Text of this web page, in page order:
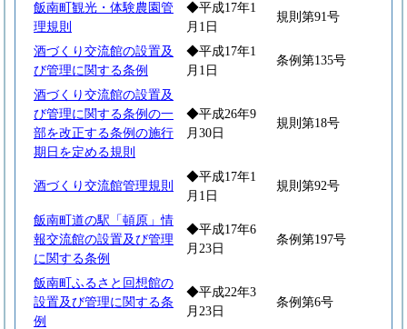
飯南町観光・体験農園管
理規則
◆平成17年1
月1日
規則第91号
酒づくり交流館の設置及
び管理に関する条例
◆平成17年1
月1日
条例第135号
酒づくり交流館の設置及
び管理に関する条例の一
部を改正する条例の施行
期日を定める規則
◆平成26年9
月30日
規則第18号
酒づくり交流館管理規則
◆平成17年1
月1日
規則第92号
飯南町道の駅「頓原」情
報交流館の設置及び管理
に関する条例
◆平成17年6
月23日
条例第197号
飯南町ふるさと回想館の
設置及び管理に関する条
例
◆平成22年3
月23日
条例第6号